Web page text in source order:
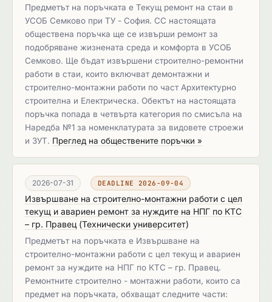
Предметът на поръчката е Текущ ремонт на стаи в
УСОБ Семково при ТУ - София. СС настоящата
обществена поръчка ще се извърши ремонт за
подобряване жизнената среда и комфорта в УСОБ
Семково. Ще бъдат извършени строително-ремонтни
работи в стаи, които включват демонтажни и
строително-монтажни работи по част Архитектурно
строителна и Електрическа. Обектът на настоящата
поръчка попада в четвърта категория по смисъла на
Наредба №1 за номенклатурата за видовете строежи
и ЗУТ. Преглед на обществените поръчки »
2026-07-31 DEADLINE 2026-09-04
Извършване на строително-монтажни работи с цел
текущ и авариен ремонт за нуждите на НПГ по КТС
– гр. Правец (Технически университет)
Предметът на поръчката е Извършване на
строително-монтажни работи с цел текущ и авариен
ремонт за нуждите на НПГ по КТС – гр. Правец.
Ремонтните строително - монтажни работи, които са
предмет на поръчката, обхващат следните части: